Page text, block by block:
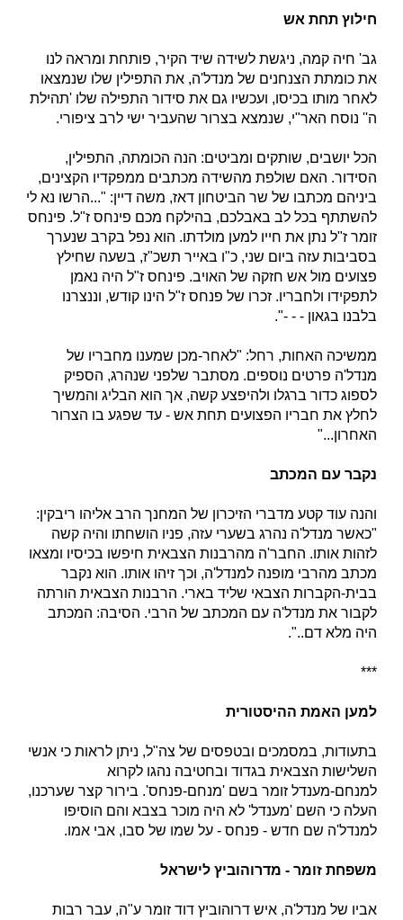
חילוץ תחת אש
גב' חיה קמה, ניגשת לשידה שיד הקיר, פותחת ומראה לנו
את כומתת הצנחנים של מנדל'ה, את התפילין שלו שנמצאו
לאחר מותו בכיסו, ועכשיו גם את סידור התפילה שלו 'תהילת
ה'' נוסח האר"י, שנמצא בצרור שהעביר ישי לרב ציפורי.
הכל יושבים, שותקים ומביטים: הנה הכומתה, התפילין,
הסידור. האם שולפת מהשידה מכתבים ממפקדיו הקצינים,
ביניהם מכתבו של שר הביטחון דאז, משה דיין: "...הרשו נא לי
להשתתף בכל לב באבלכם, בהילקח מכם פינחס ז"ל. פינחס
זומר ז"ל נתן את חייו למען מולדתו. הוא נפל בקרב שנערך
בסביבות עזה ביום שני, כ"ו באייר תשכ"ז, בשעה שחילץ
פצועים מול אש חזקה של האויב. פינחס ז"ל היה נאמן
לתפקידו ולחבריו. זכרו של פנחס ז"ל הינו קודש, וננצרנו
בלבנו בגאון - - -".
ממשיכה האחות, רחל: "לאחר-מכן שמענו מחבריו של
מנדל'ה פרטים נוספים. מסתבר שלפני שנהרג, הספיק
לספוג כדור ברגלו ולהיפצע קשה, אך הוא הבליג והמשיך
לחלץ את חבריו הפצועים תחת אש - עד שפגע בו הצרור
האחרון..."
נקבר עם המכתב
והנה עוד קטע מדברי הזיכרון של המחנך הרב אליהו ריבקין:
"כאשר מנדל'ה נהרג בשערי עזה, פניו הושחתו והיה קשה
לזהות אותו. החבר'ה מהרבנות הצבאית חיפשו בכיסיו ומצאו
מכתב מהרבי מופנה למנדל'ה, וכך זיהו אותו. הוא נקבר
בבית-הקברות הצבאי שליד בארי. הרבנות הצבאית הורתה
לקבור את מנדל'ה עם המכתב של הרבי. הסיבה: המכתב
היה מלא דם..".
***
למען האמת ההיסטורית
בתעודות, במסמכים ובטפסים של צה"ל, ניתן לראות כי אנשי
השלישות הצבאית בגדוד ובחטיבה נהגו לקרוא
למנחם-מענדל זומר בשם 'מנחם-פנחס'. בירור קצר שערכנו,
העלה כי השם 'מענדל' לא היה מוכר בצבא והם הוסיפו
למנדל'ה שם חדש - פנחס - על שמו של סבו, אבי אמו.
משפחת זומר - מדרוהוביץ לישראל
אביו של מנדל'ה, איש דרוהוביץ דוד זומר ע"ה, עבר רבות